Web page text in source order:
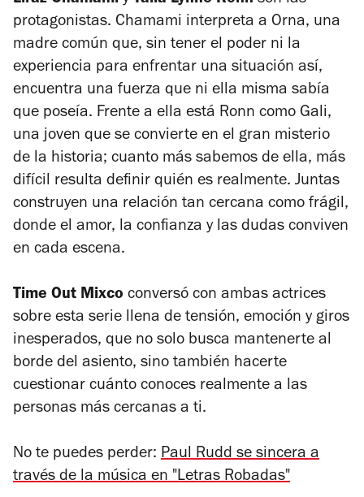
protagonistas. Chamami interpreta a Orna, una
madre común que, sin tener el poder ni la
experiencia para enfrentar una situación así,
encuentra una fuerza que ni ella misma sabía
que poseía. Frente a ella está Ronn como Gali,
una joven que se convierte en el gran misterio
de la historia; cuanto más sabemos de ella, más
difícil resulta definir quién es realmente. Juntas
construyen una relación tan cercana como frágil,
donde el amor, la confianza y las dudas conviven
en cada escena.
Time Out Mixco conversó con ambas actrices
sobre esta serie llena de tensión, emoción y giros
inesperados, que no solo busca mantenerte al
borde del asiento, sino también hacerte
cuestionar cuánto conoces realmente a las
personas más cercanas a ti.
No te puedes perder: Paul Rudd se sincera a
través de la música en "Letras Robadas"